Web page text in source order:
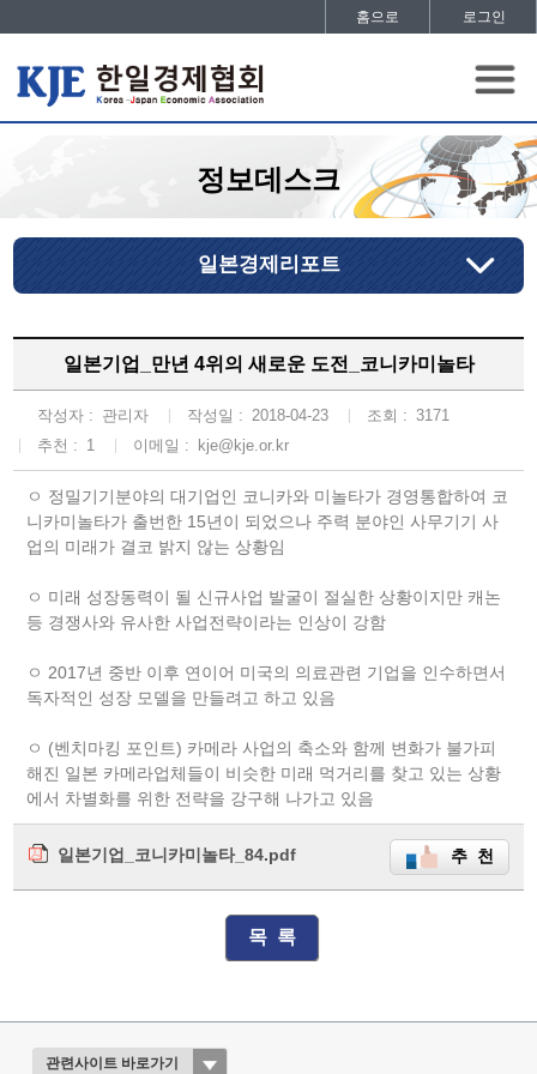
홈으로 로그인
정보데스크
일본경제리포트
일본기업_만년 4위의 새로운 도전_코니카미놀타
작성자 : 관리자 작성일 : 2018-04-23 조회 : 3171
추천 : 1 이메일 : kje@kje.or.kr
ㅇ 정밀기기분야의 대기업인 코니카와 미놀타가 경영통합하여 코
니카미놀타가 출번한 15년이 되었으나 주력 분야인 사무기기 사
업의 미래가 결코 밝지 않는 상황임
ㅇ 미래 성장동력이 될 신규사업 발굴이 절실한 상황이지만 캐논
등 경쟁사와 유사한 사업전략이라는 인상이 강함
ㅇ 2017년 중반 이후 연이어 미국의 의료관련 기업을 인수하면서
독자적인 성장 모델을 만들려고 하고 있음
ㅇ (벤치마킹 포인트) 카메라 사업의 축소와 함께 변화가 불가피
해진 일본 카메라업체들이 비슷한 미래 먹거리를 찾고 있는 상황
에서 차별화를 위한 전략을 강구해 나가고 있음
일본기업_코니카미놀타_84.pdf 추 천
목 록